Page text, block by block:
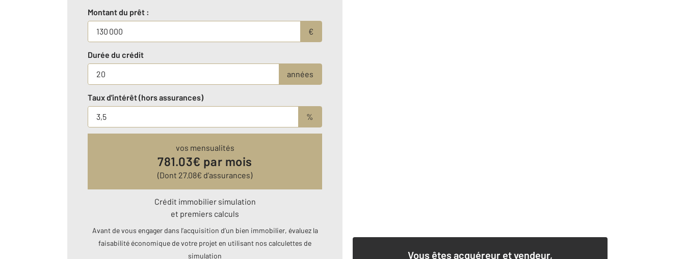
Montant du prêt :
€
Durée du crédit
années
Taux d'intérêt (hors assurances)
%
vos mensualités
781.03€ par mois
(Dont 27.08€ d’assurances)
Crédit immobilier simulation
et premiers calculs
Avant de vous engager dans l’acquisition d’un bien immobilier, évaluez la
faisabilité économique de votre projet en utilisant nos calculettes de
simulation
Vous êtes acquéreur et vendeur,